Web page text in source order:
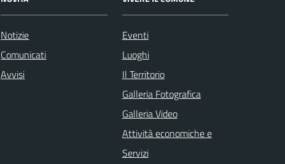
Notizie
Comunicati
Avvisi
Eventi
Luoghi
Il Territorio
Galleria Fotografica
Galleria Video
Attività economiche e
Servizi